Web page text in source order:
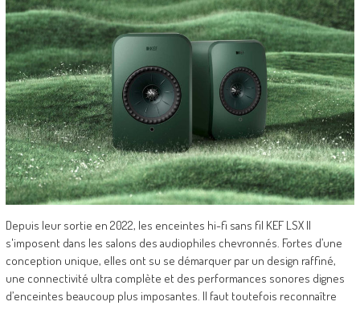
Depuis leur sortie en 2022, les enceintes hi-fi sans fil KEF LSX II
s'imposent dans les salons des audiophiles chevronnés. Fortes d’une
conception unique, elles ont su se démarquer par un design raffiné,
une connectivité ultra complète et des performances sonores dignes
d’enceintes beaucoup plus imposantes. Il faut toutefois reconnaître